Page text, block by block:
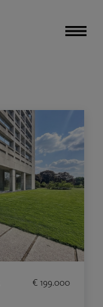
€ 199.000